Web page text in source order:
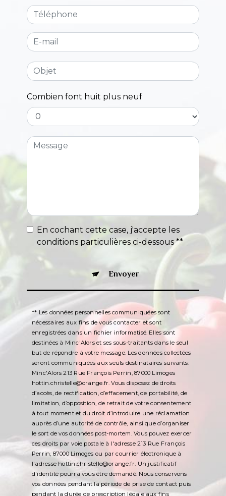
Combien font huit plus neuf
En cochant cette case, j'accepte les
conditions particulières ci-dessous **
Envoyer
** Les données personnelles communiquées sont
nécessaires aux fins de vous contacter et sont
enregistrées dans un fichier informatisé. Elles sont
destinées à Minc'Alors et ses sous-traitants dans le seul
but de répondre à votre message. Les données collectées
seront communiquées aux seuls destinataires suivants:
Minc'Alors 213 Rue François Perrin, 87000 Limoges
hottin.christelle@orange.fr. Vous disposez de droits
d’accès, de rectification, d’effacement, de portabilité, de
limitation, d’opposition, de retrait de votre consentement
à tout moment et du droit d’introduire une réclamation
auprès d’une autorité de contrôle, ainsi que d’organiser
le sort de vos données post-mortem. Vous pouvez exercer
ces droits par voie postale à l'adresse 213 Rue François
Perrin, 87000 Limoges ou par courrier électronique à
l'adresse hottin.christelle@orange.fr. Un justificatif
d'identité pourra vous être demandé. Nous conservons
vos données pendant la période de prise de contact puis
pendant la durée de prescription légale aux fins